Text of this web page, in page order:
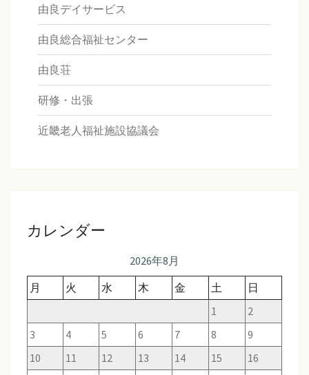
由良デイサービス
由良総合福祉センター
由良荘
研修・出張
近畿老人福祉施設協議会
カレンダー
2026年8月
月
火 水 木 金 土
日
1
2
3
4 5 6 7 8
9
10
11 12 13 14 15
16